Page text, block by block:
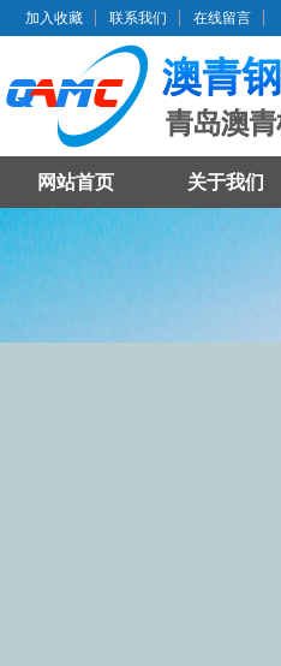
加入收藏 联系我们 在线留言
网站首页 关于我们